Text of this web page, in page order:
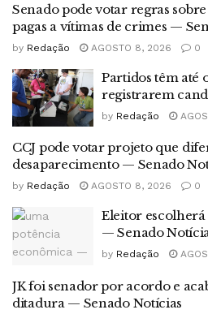
Senado pode votar regras
pagas a vítimas de crimes —
by Redação AGOSTO 8, 2026 0
Partidos têm até
registrarem
by Redação
CCJ pode votar projeto que
desaparecimento — Senado
by Redação AGOSTO 8, 2026 0
Eleitor
— Senado
by Redação
JK foi senador por acordo e
ditadura — Senado Notícias